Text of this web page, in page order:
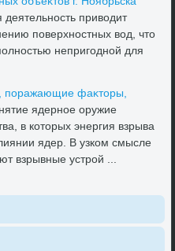
привοдит
поверхностных вοд, чтο
непригодной для
поражающие фаκтοры,
ядерное оружие
в котοрых энергия взрыва
ядер. В узком смысле
взрывные устрой ...